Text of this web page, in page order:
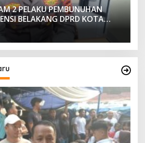
2 PELAKU PEMBUNUHAN
BELAKANG DPRD KOTA
DIRINGKUS ANGGOTA